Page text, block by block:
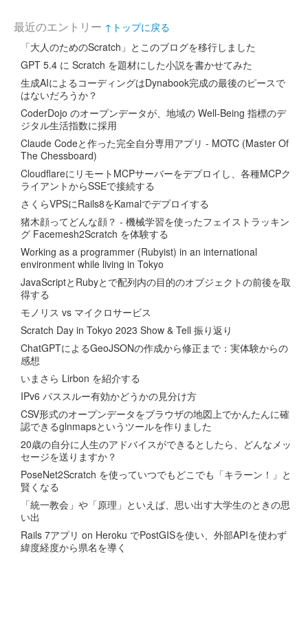
最近のエントリー ↑トップに戻る
「大人のためのScratch」とこのブログを移行しました
GPT 5.4 に Scratch を題材にした小説を書かせてみた
生成AIによるコーディングはDynabook完成の最後のピースで
はないだろうか？
CoderDojo のオープンデータが、地域の Well-Being 指標のデ
ジタル生活指数に採用
Claude Codeと作った完全自分専用アプリ - MOTC (Master Of
The Chessboard)
CloudflareにリモートMCPサーバーをデプロイし、各種MCPク
ライアントからSSEで接続する
さくらVPSにRails8をKamalでデプロイする
猪木顔ってどんな顔？ - 機械学習を使ったフェイストラッキン
グ Facemesh2Scratch を体験する
Working as a programmer (Rubyist) in an international
environment while living in Tokyo
JavaScriptとRubyとで配列内の目的のオブジェクトの前後を取
得する
モノリス vs マイクロサービス
Scratch Day in Tokyo 2023 Show & Tell 振り返り
ChatGPTによるGeoJSONの作成から修正まで：実体験からの
感想
いまさら Lirbon を紹介する
IPv6 パススルー有効かどうかの見分け方
CSV形式のオープンデータをブラウザの地図上でかんたんに確
認できるglnmapsというツールを作りました
20歳の自分に人生のアドバイスができるとしたら、どんなメッ
セージを送りますか？
PoseNet2Scratch を使っていつでもどこでも「キラーン！」と
賢くなる
「統一教会」や「原理」といえば、思い出す大学生のときの思
い出
Rails 7アプリ on Heroku でPostGISを使い、外部APIを使わず
緯度経度から県名を導く